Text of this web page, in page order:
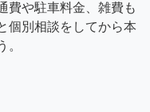
費や駐車料金、雑費も
個別相談をしてから本
。